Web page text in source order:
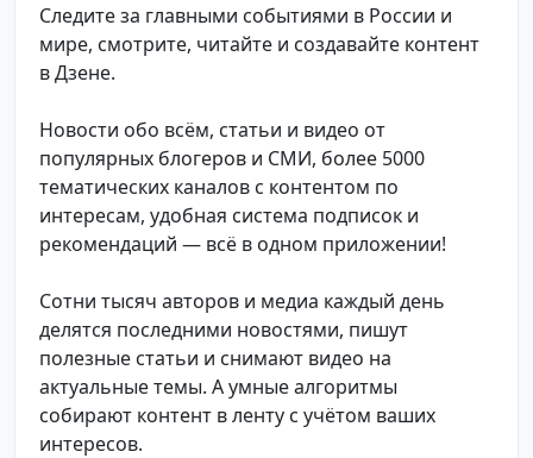
Следите за главными событиями в России и
мире, смотрите, читайте и создавайте контент
в Дзене.
Новости обо всём, статьи и видео от
популярных блогеров и СМИ, более 5000
тематических каналов с контентом по
интересам, удобная система подписок и
рекомендаций — всё в одном приложении!
Сотни тысяч авторов и медиа каждый день
делятся последними новостями, пишут
полезные статьи и снимают видео на
актуальные темы. А умные алгоритмы
собирают контент в ленту с учётом ваших
интересов.